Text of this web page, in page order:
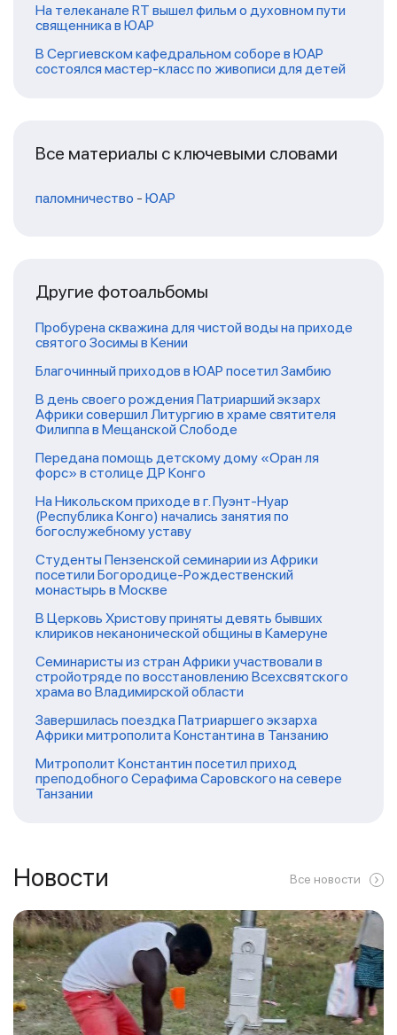
На телеканале RT вышел фильм о духовном пути
священника в ЮАР
В Сергиевском кафедральном соборе в ЮАР
состоялся мастер-класс по живописи для детей
Все материалы с ключевыми словами
паломничество - ЮАР
Другие фотоальбомы
Пробурена скважина для чистой воды на приходе
святого Зосимы в Кении
Благочинный приходов в ЮАР посетил Замбию
В день своего рождения Патриарший экзарх
Африки совершил Литургию в храме святителя
Филиппа в Мещанской Слободе
Передана помощь детскому дому «Оран ля
форс» в столице ДР Конго
На Никольском приходе в г. Пуэнт-Нуар
(Республика Конго) начались занятия по
богослужебному уставу
Студенты Пензенской семинарии из Африки
посетили Богородице-Рождественский
монастырь в Москве
В Церковь Христову приняты девять бывших
клириков неканонической общины в Камеруне
Семинаристы из стран Африки участвовали в
стройотряде по восстановлению Всехсвятского
храма во Владимирской области
Завершилась поездка Патриаршего экзарха
Африки митрополита Константина в Танзанию
Митрополит Константин посетил приход
преподобного Серафима Саровского на севере
Танзании
Новости Все новости